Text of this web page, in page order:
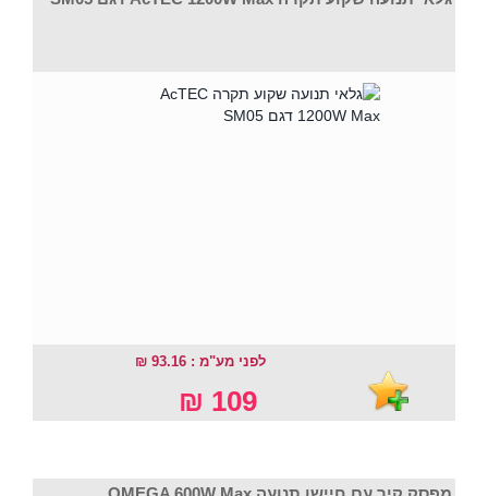
לפני מע"מ : 93.16 ₪
109 ₪